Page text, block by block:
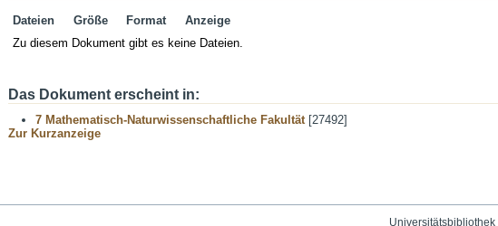
Dateien Größe Format
Anzeige
Zu diesem Dokument gibt es keine Dateien.
Das Dokument erscheint in:
7 Mathematisch-Naturwissenschaftliche Fakultät[27492]
Zur Kurzanzeige
Universitätsbibliothek|